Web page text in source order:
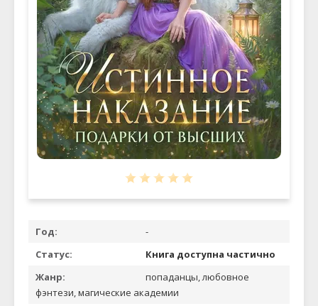
Год:
-
Статус:
Книга доступна частично
Жанр:
попаданцы, любовное
фэнтези, магические академии